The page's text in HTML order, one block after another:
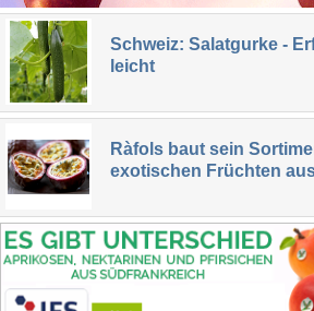
Schweiz: Salatgurke -
leicht
Ràfols baut sein
exotischen Früchten